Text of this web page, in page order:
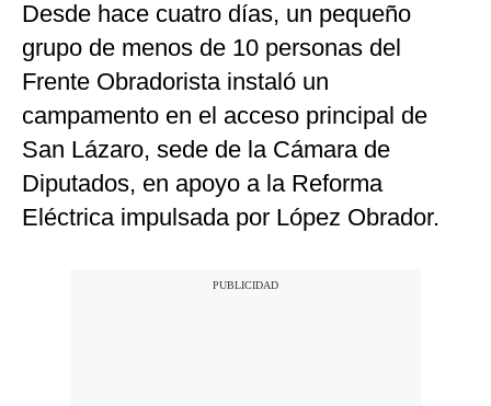
Desde hace cuatro días, un pequeño
grupo de menos de 10 personas del
Frente Obradorista instaló un
campamento en el acceso principal de
San Lázaro, sede de la Cámara de
Diputados, en apoyo a la Reforma
Eléctrica impulsada por López Obrador.